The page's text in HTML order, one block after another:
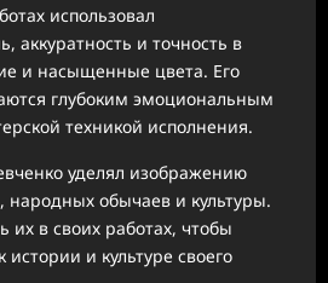
использовал
аккуратность и точность в
и насыщенные цвета. Его
глубоким эмоциональным
техникой исполнения.
уделял изображению
народных обычаев и культуры.
их в своих работах, чтобы
и культуре своего